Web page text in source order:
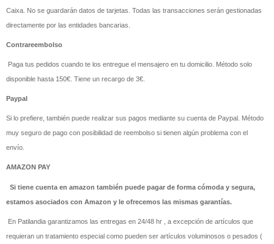
Caixa. No se guardarán datos de tarjetas. Todas las transacciones serán gestionadas
directamente por las entidades bancarias.
Contrareembolso
Paga tus pedidos cuando te los entregue el mensajero en tu domicilio. Método solo
disponible hasta 150€. Tiene un recargo de 3€.
Paypal
Si lo prefiere, también puede realizar sus pagos mediante su cuenta de Paypal. Método
muy seguro de pago con posibilidad de reembolso si tienen algún problema con el
envío.
AMAZON PAY
Si tiene cuenta en amazon también puede pagar de forma cómoda y segura,
estamos asociados con Amazon y le ofrecemos las mismas garantías.
En Patilandia garantizamos las entregas en 24/48 hr , a excepción de artículos que
requieran un tratamiento especial como pueden ser artículos voluminosos o pesados (